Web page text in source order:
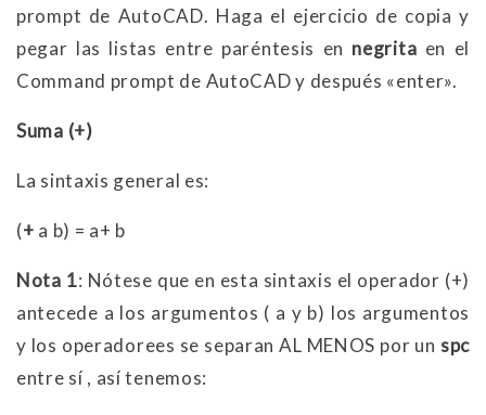
prompt de AutoCAD. Haga el ejercicio de copia y
pegar las listas entre paréntesis en negrita en el
Command prompt de AutoCAD y después «enter».
Suma (+)
La sintaxis general es:
(+ a b) = a+ b
Nota 1: Nótese que en esta sintaxis el operador (+)
antecede a los argumentos ( a y b) los argumentos
y los operadorees se separan AL MENOS por un spc
entre sí , así tenemos: